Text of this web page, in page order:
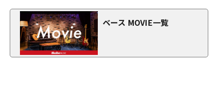
ベース MOVIE一覧